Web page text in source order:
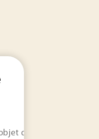
réseaud’étude sera